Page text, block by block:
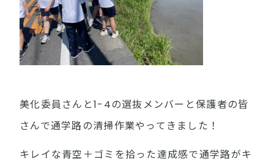
美化委員さんと1-4の選抜メンバーと保護者の皆
さんで通学路の清掃作業やってきました！
キレイな青空＋ゴミを拾った達成感で通学路がキ